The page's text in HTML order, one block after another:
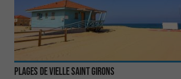
Plages de Vielle Saint Girons